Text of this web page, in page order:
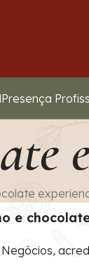
Presença
e